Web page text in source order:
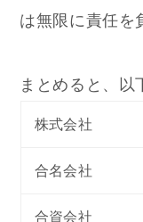
は無限に責任を
まとめると、以
株式会社
合名会社
合資会社